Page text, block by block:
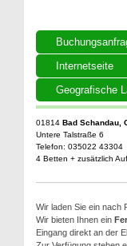
Internetseite
Geografische
01814 Bad Schandau,
Untere Talstraße 6
Telefon: 035022 43304
4 Betten + zusätzlich
Wir laden Sie ein nach
Wir bieten Ihnen ein
Eingang direkt an der